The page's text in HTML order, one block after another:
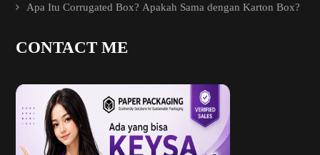
Apa Itu Corrugated Box? Apakah Sama dengan Karton Box?
CONTACT ME